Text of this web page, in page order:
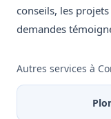
conseils, les
demandes
Autres services à